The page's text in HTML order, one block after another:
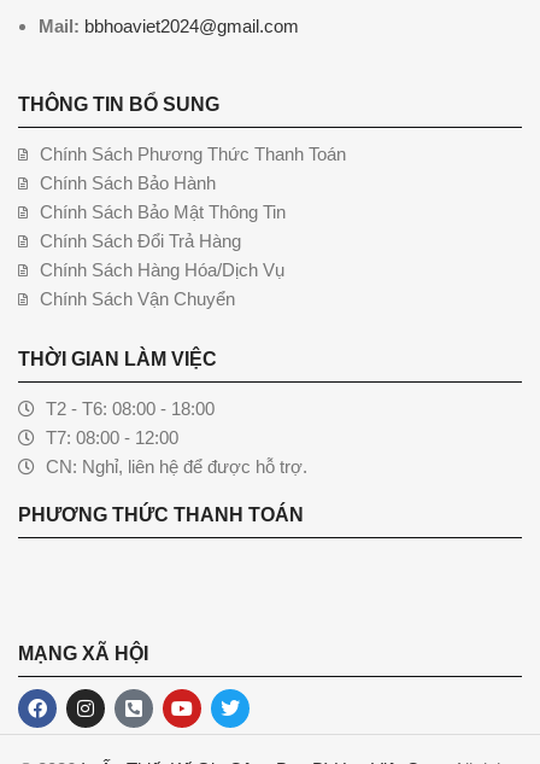
Mail: bbhoaviet2024@gmail.com
THÔNG TIN BỔ SUNG
Chính Sách Phương Thức Thanh Toán
Chính Sách Bảo Hành
Chính Sách Bảo Mật Thông Tin
Chính Sách Đổi Trả Hàng
Chính Sách Hàng Hóa/Dịch Vụ
Chính Sách Vận Chuyển
THỜI GIAN LÀM VIỆC
T2 - T6: 08:00 - 18:00
T7: 08:00 - 12:00
CN: Nghỉ, liên hệ để được hỗ trợ.
PHƯƠNG THỨC THANH TOÁN
MẠNG XÃ HỘI